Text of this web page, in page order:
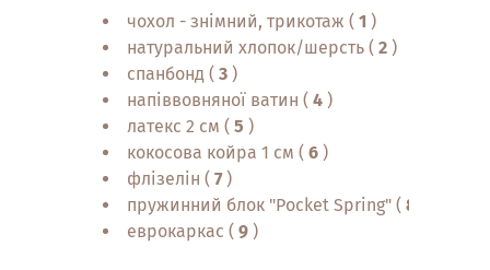
чохол - знімний, трикотаж ( 1 )
натуральний хлопок/шерсть ( 2 )
спанбонд ( 3 )
напіввовняної ватин ( 4 )
латекс 2 см ( 5 )
кокосова койра 1 см ( 6 )
флізелін ( 7 )
пружинний блок "Pocket Spring" ( 8
еврокаркас ( 9 )